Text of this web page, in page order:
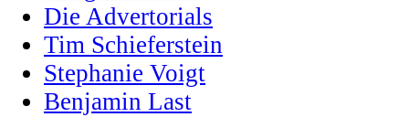
Die Advertorials
Tim Schieferstein
Stephanie Voigt
Benjamin Last